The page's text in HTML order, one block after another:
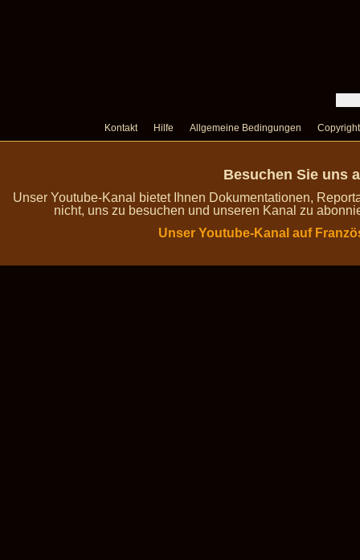
Kontakt Hilfe Allgemeine Bedingungen Copyright
Besuchen Sie uns
Unser Youtube-Kanal bietet Ihnen Dokumentationen,
nicht, uns zu besuchen und unseren Kanal zu
Unser Youtube-Kanal auf